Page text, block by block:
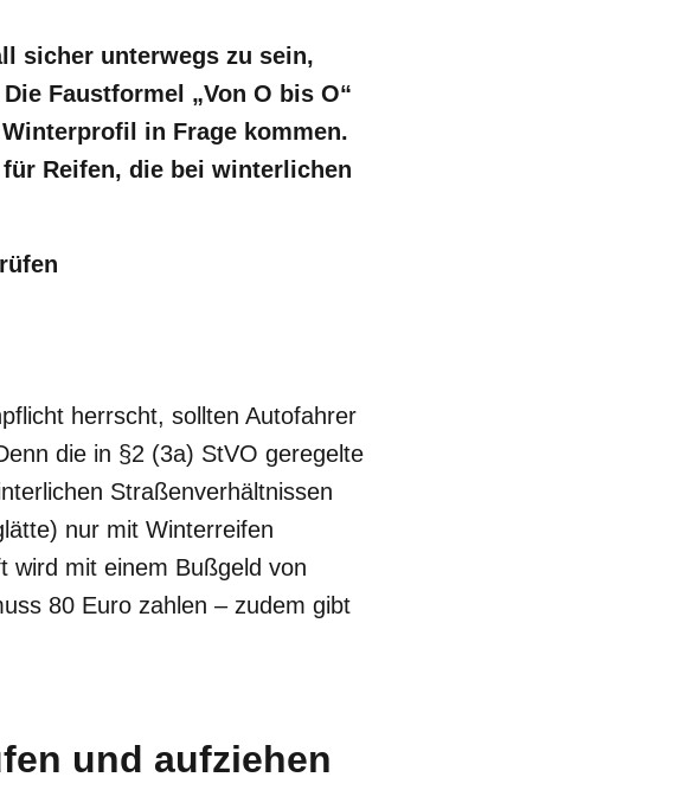
sicher unterwegs zu sein,
Faustformel „Von O bis O“
in Frage kommen.
Reifen, die bei winterlichen
herrscht, sollten Autofahrer
die in §2 (3a) StVO geregelte
Straßenverhältnissen
nur mit Winterreifen
wird mit einem Bußgeld von
80 Euro zahlen – zudem gibt
und aufziehen